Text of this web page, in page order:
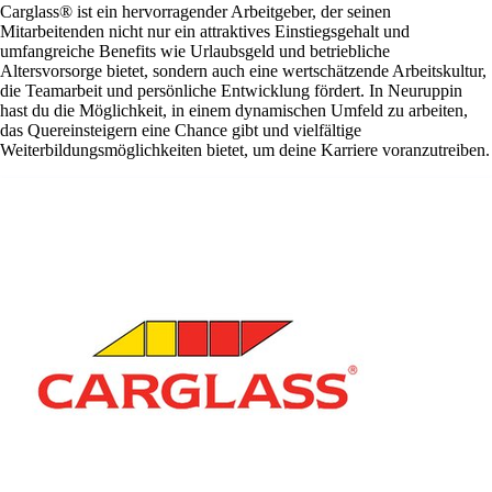
Carglass® ist ein hervorragender Arbeitgeber, der seinen
Mitarbeitenden nicht nur ein attraktives Einstiegsgehalt und
umfangreiche Benefits wie Urlaubsgeld und betriebliche
Altersvorsorge bietet, sondern auch eine wertschätzende Arbeitskultur,
die Teamarbeit und persönliche Entwicklung fördert. In Neuruppin
hast du die Möglichkeit, in einem dynamischen Umfeld zu arbeiten,
das Quereinsteigern eine Chance gibt und vielfältige
Weiterbildungsmöglichkeiten bietet, um deine Karriere voranzutreiben.